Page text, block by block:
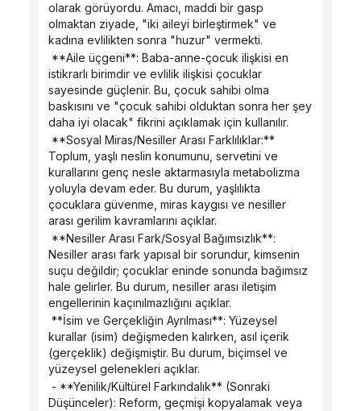
olarak görüyordu. Amacı, maddi bir gasp
olmaktan ziyade, "iki aileyi birleştirmek" ve
kadına evlilikten sonra "huzur" vermekti.
istikrarlı birimdir ve evlilik ilişkisi çocuklar
sayesinde güçlenir. Bu, çocuk sahibi olma
baskısını ve "çocuk sahibi olduktan sonra her şey
daha iyi olacak" fikrini açıklamak için kullanılır.
Toplum, yaşlı neslin konumunu, servetini ve
kurallarını genç nesle aktarmasıyla metabolizma
yoluyla devam eder. Bu durum, yaşlılıkta
çocuklara güvenme, miras kaygısı ve nesiller
arası gerilim kavramlarını açıklar.
Nesiller arası fark yapısal bir sorundur, kimsenin
suçu değildir; çocuklar eninde sonunda bağımsız
hale gelirler. Bu durum, nesiller arası iletişim
engellerinin kaçınılmazlığını açıklar.
kurallar (isim) değişmeden kalırken, asıl içerik
(gerçeklik) değişmiştir. Bu durum, biçimsel ve
yüzeysel gelenekleri açıklar.
Düşünceler): Reform, geçmişi kopyalamak veya